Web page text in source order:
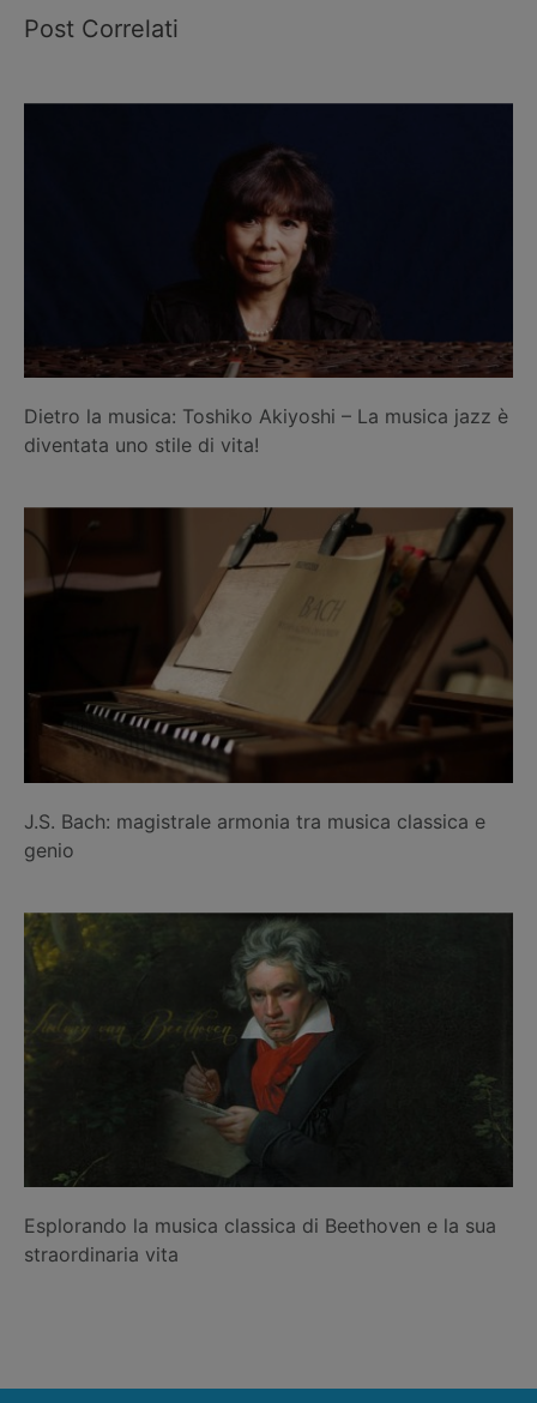
Post Correlati
Dietro la musica: Toshiko Akiyoshi – La musica jazz è
diventata uno stile di vita!
J.S. Bach: magistrale armonia tra musica classica e
genio
Esplorando la musica classica di Beethoven e la sua
straordinaria vita